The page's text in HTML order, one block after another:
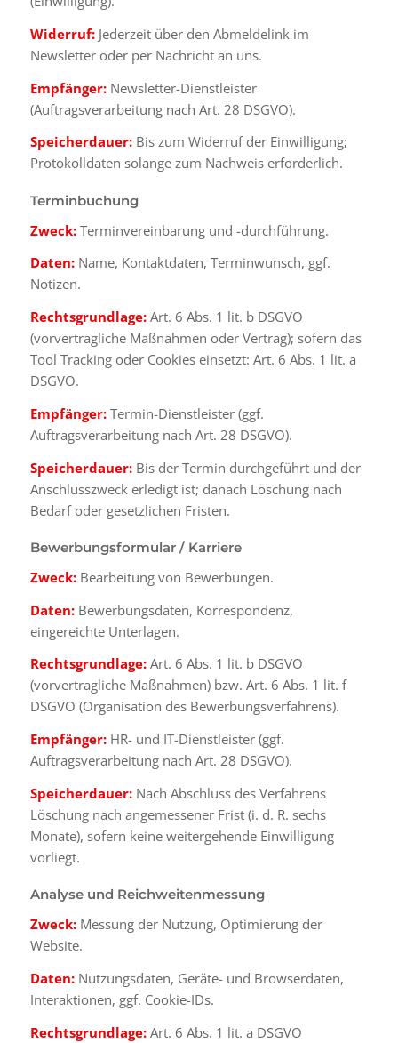
Widerruf: Jederzeit über den Abmeldelink im
Newsletter oder per Nachricht an uns.
Empfänger: Newsletter-Dienstleister
(Auftragsverarbeitung nach Art. 28 DSGVO).
Speicherdauer: Bis zum Widerruf der Einwilligung;
Protokolldaten solange zum Nachweis erforderlich.
Terminbuchung
Zweck: Terminvereinbarung und -durchführung.
Daten: Name, Kontaktdaten, Terminwunsch, ggf.
Notizen.
Rechtsgrundlage: Art. 6 Abs. 1 lit. b DSGVO
(vorvertragliche Maßnahmen oder Vertrag); sofern das
Tool Tracking oder Cookies einsetzt: Art. 6 Abs. 1 lit. a
DSGVO.
Empfänger: Termin-Dienstleister (ggf.
Auftragsverarbeitung nach Art. 28 DSGVO).
Speicherdauer: Bis der Termin durchgeführt und der
Anschlusszweck erledigt ist; danach Löschung nach
Bedarf oder gesetzlichen Fristen.
Bewerbungsformular / Karriere
Zweck: Bearbeitung von Bewerbungen.
Daten: Bewerbungsdaten, Korrespondenz,
eingereichte Unterlagen.
Rechtsgrundlage: Art. 6 Abs. 1 lit. b DSGVO
(vorvertragliche Maßnahmen) bzw. Art. 6 Abs. 1 lit. f
DSGVO (Organisation des Bewerbungsverfahrens).
Empfänger: HR- und IT-Dienstleister (ggf.
Auftragsverarbeitung nach Art. 28 DSGVO).
Speicherdauer: Nach Abschluss des Verfahrens
Löschung nach angemessener Frist (i. d. R. sechs
Monate), sofern keine weitergehende Einwilligung
vorliegt.
Analyse und Reichweitenmessung
Zweck: Messung der Nutzung, Optimierung der
Website.
Daten: Nutzungsdaten, Geräte- und Browserdaten,
Interaktionen, ggf. Cookie-IDs.
Rechtsgrundlage: Art. 6 Abs. 1 lit. a DSGVO